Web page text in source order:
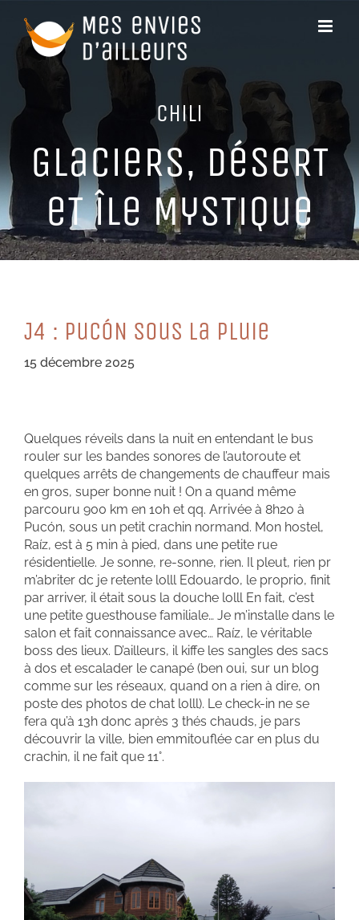
contenu
CHiLi
GLaCieRS, DéSeRT
eT îLe MySTiQue
J4 : PuCóN SouS La PLuie
15 décembre 2025
Quelques réveils dans la nuit en entendant le bus
rouler sur les bandes sonores de l’autoroute et
quelques arrêts de changements de chauffeur mais
en gros, super bonne nuit ! On a quand même
parcouru 900 km en 10h et qq. Arrivée à 8h20 à
Pucón, sous un petit crachin normand. Mon hostel,
Raíz, est à 5 min à pied, dans une petite rue
résidentielle. Je sonne, re-sonne, rien. Il pleut, rien pr
m’abriter dc je retente lolll Edouardo, le proprio, finit
par arriver, il était sous la douche lolll En fait, c’est
une petite guesthouse familiale… Je m’installe dans le
salon et fait connaissance avec… Raíz, le véritable
boss des lieux. D’ailleurs, il kiffe les sangles des sacs
à dos et escalader le canapé (ben oui, sur un blog
comme sur les réseaux, quand on a rien à dire, on
poste des photos de chat lolll). Le check-in ne se
fera qu’à 13h donc après 3 thés chauds, je pars
découvrir la ville, bien emmitouflée car en plus du
crachin, il ne fait que 11°.